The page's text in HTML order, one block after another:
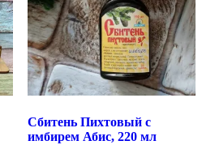
Сбитень Пихтовый с
имбирем Абис, 220 мл